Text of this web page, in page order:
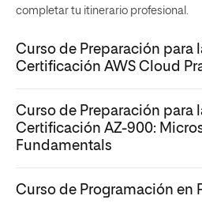
completar tu itinerario profesional.
Curso de Preparación para
Certificación AWS Cloud
Curso de Preparación para
Certificación AZ-900:
Fundamentals
Curso de Programación en